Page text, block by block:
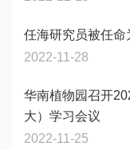
任海研究员被任
2022-11-28
华南植物园召开
大）学习会议
2022-11-25